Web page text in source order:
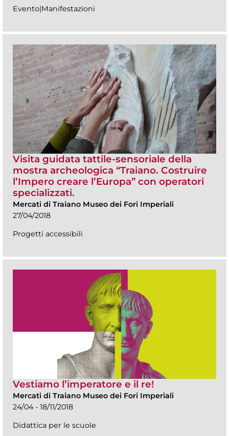
Evento|Manifestazioni
Visita guidata tattile-sensoriale della
mostra archeologica “Traiano. Costruire
l’Impero creare l’Europa” con operatori
specializzati.
Mercati di Traiano Museo dei Fori Imperiali
27/04/2018
Progetti accessibili
Vestiamo l’imperatore e il re!
Mercati di Traiano Museo dei Fori Imperiali
24/04 - 18/11/2018
Didattica per le scuole